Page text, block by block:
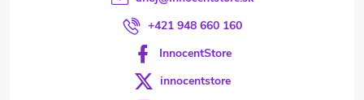
+421 948 660 160
InnocentStore
innocentstore